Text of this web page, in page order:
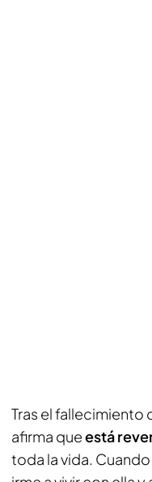
Tras el fallecimiento
afirma queestá
toda la vida.